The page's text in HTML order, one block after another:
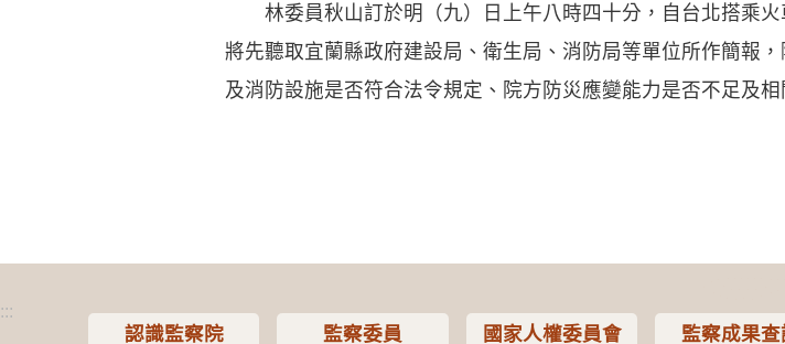
林委員秋山訂於明（九）日上午八時四十分，自台北搭乘火
將先聽取宜蘭縣政府建設局、衛生局、消防局等單位所作簡報
及消防設施是否符合法令規定、院方防災應變能力是否不足及
:::
認識監察院 監察委員 國家人權委員會 監察成果查